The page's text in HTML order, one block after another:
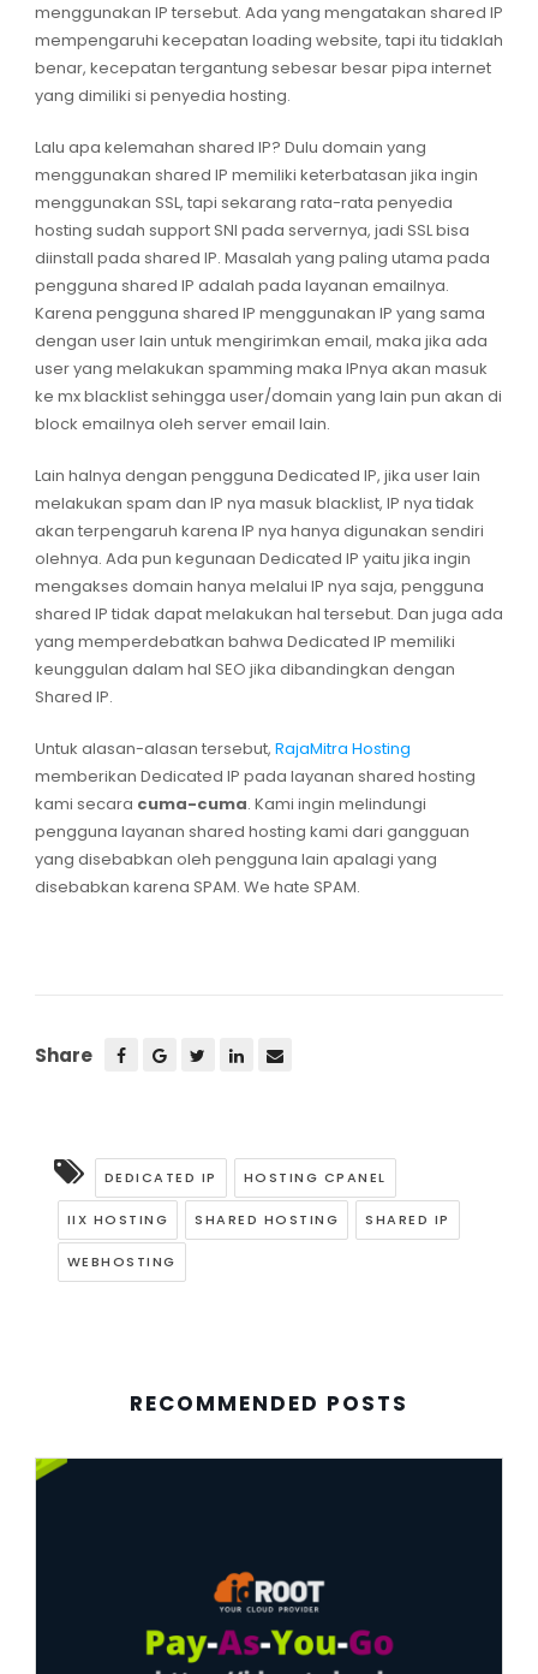
menggunakan IP tersebut. Ada yang mengatakan shared IP
mempengaruhi kecepatan loading website, tapi itu tidaklah
benar, kecepatan tergantung sebesar besar pipa internet
yang dimiliki si penyedia hosting.
Lalu apa kelemahan shared IP? Dulu domain yang
menggunakan shared IP memiliki keterbatasan jika ingin
menggunakan SSL, tapi sekarang rata-rata penyedia
hosting sudah support SNI pada servernya, jadi SSL bisa
diinstall pada shared IP. Masalah yang paling utama pada
pengguna shared IP adalah pada layanan emailnya.
Karena pengguna shared IP menggunakan IP yang sama
dengan user lain untuk mengirimkan email, maka jika ada
user yang melakukan spamming maka IPnya akan masuk
ke mx blacklist sehingga user/domain yang lain pun akan di
block emailnya oleh server email lain.
Lain halnya dengan pengguna Dedicated IP, jika user lain
melakukan spam dan IP nya masuk blacklist, IP nya tidak
akan terpengaruh karena IP nya hanya digunakan sendiri
olehnya. Ada pun kegunaan Dedicated IP yaitu jika ingin
mengakses domain hanya melalui IP nya saja, pengguna
shared IP tidak dapat melakukan hal tersebut. Dan juga ada
yang memperdebatkan bahwa Dedicated IP memiliki
keunggulan dalam hal SEO jika dibandingkan dengan
Shared IP.
Untuk alasan-alasan tersebut, RajaMitra Hosting
memberikan Dedicated IP pada layanan shared hosting
kami secara cuma-cuma. Kami ingin melindungi
pengguna layanan shared hosting kami dari gangguan
yang disebabkan oleh pengguna lain apalagi yang
disebabkan karena SPAM. We hate SPAM.
Share
DEDICATED IP HOSTING CPANEL
IIX HOSTING SHARED HOSTING SHARED IP
WEBHOSTING
RECOMMENDED POSTS